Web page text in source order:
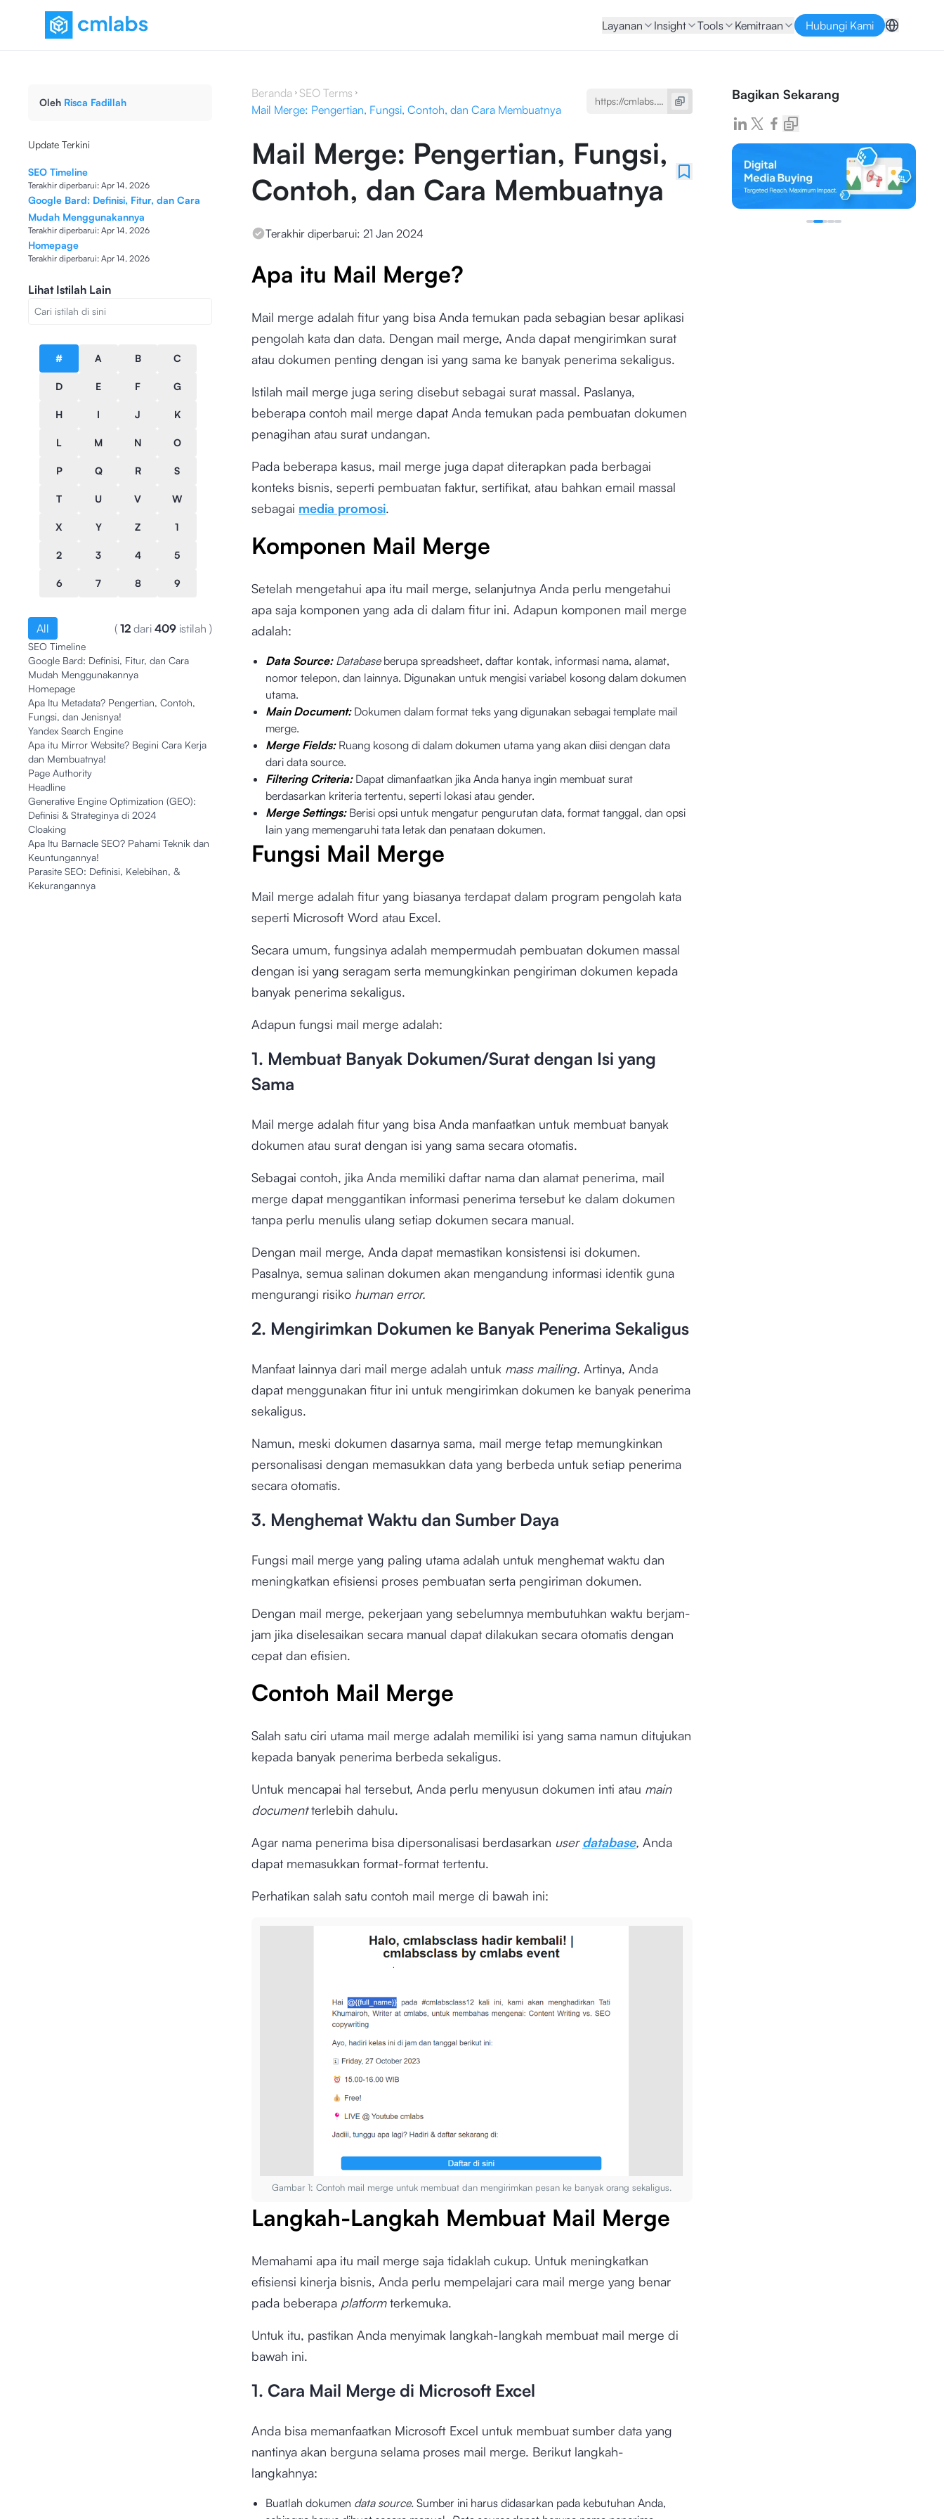
Layanan Insight Tools Kemitraan Hubungi Kami
Oleh Risca Fadillah
Update Terkini
SEO Timeline
Terakhir diperbarui: Apr 14, 2026
Google Bard: Definisi, Fitur, dan Cara
Mudah Menggunakannya
Terakhir diperbarui: Apr 14, 2026
Homepage
Terakhir diperbarui: Apr 14, 2026
Lihat Istilah Lain
# A B C
D E F G
H I J K
L M N O
P Q R S
T U V W
X Y Z 1
2 3 4 5
6 7 8 9
All ( 12 dari 409 istilah )
SEO Timeline
Google Bard: Definisi, Fitur, dan Cara
Mudah Menggunakannya
Homepage
Apa Itu Metadata? Pengertian, Contoh,
Fungsi, dan Jenisnya!
Yandex Search Engine
Apa itu Mirror Website? Begini Cara Kerja
dan Membuatnya!
Page Authority
Headline
Generative Engine Optimization (GEO):
Definisi & Strateginya di 2024
Cloaking
Apa Itu Barnacle SEO? Pahami Teknik dan
Keuntungannya!
Parasite SEO: Definisi, Kelebihan, &
Kekurangannya
Beranda SEO Terms
Mail Merge: Pengertian, Fungsi, Contoh, dan Cara Membuatnya
Mail Merge: Pengertian, Fungsi,
Contoh, dan Cara Membuatnya
Terakhir diperbarui: 21 Jan 2024
Apa itu Mail Merge?
Mail merge adalah fitur yang bisa Anda temukan pada sebagian besar aplikasi
pengolah kata dan data. Dengan mail merge, Anda dapat mengirimkan surat
atau dokumen penting dengan isi yang sama ke banyak penerima sekaligus.
Istilah mail merge juga sering disebut sebagai surat massal. Paslanya,
beberapa contoh mail merge dapat Anda temukan pada pembuatan dokumen
penagihan atau surat undangan.
Pada beberapa kasus, mail merge juga dapat diterapkan pada berbagai
konteks bisnis, seperti pembuatan faktur, sertifikat, atau bahkan email massal
sebagai media promosi.
Komponen Mail Merge
Setelah mengetahui apa itu mail merge, selanjutnya Anda perlu mengetahui
apa saja komponen yang ada di dalam fitur ini. Adapun komponen mail merge
adalah:
Data Source: Databaseberupa spreadsheet, daftar kontak, informasi nama, alamat,
nomor telepon, dan lainnya. Digunakan untuk mengisi variabel kosong dalam dokumen
utama.
Main Document: Dokumen dalam format teks yang digunakan sebagai template mail
merge.
Merge Fields: Ruang kosong di dalam dokumen utama yang akan diisi dengan data
dari data source.
Filtering Criteria: Dapat dimanfaatkan jika Anda hanya ingin membuat surat
berdasarkan kriteria tertentu, seperti lokasi atau gender.
Merge Settings: Berisi opsi untuk mengatur pengurutan data, format tanggal, dan opsi
lain yang memengaruhi tata letak dan penataan dokumen.
Fungsi Mail Merge
Mail merge adalah fitur yang biasanya terdapat dalam program pengolah kata
seperti Microsoft Word atau Excel.
Secara umum, fungsinya adalah mempermudah pembuatan dokumen massal
dengan isi yang seragam serta memungkinkan pengiriman dokumen kepada
banyak penerima sekaligus.
Adapun fungsi mail merge adalah:
1. Membuat Banyak Dokumen/Surat dengan Isi yang
Sama
Mail merge adalah fitur yang bisa Anda manfaatkan untuk membuat banyak
dokumen atau surat dengan isi yang sama secara otomatis.
Sebagai contoh, jika Anda memiliki daftar nama dan alamat penerima, mail
merge dapat menggantikan informasi penerima tersebut ke dalam dokumen
tanpa perlu menulis ulang setiap dokumen secara manual.
Dengan mail merge, Anda dapat memastikan konsistensi isi dokumen.
Pasalnya, semua salinan dokumen akan mengandung informasi identik guna
mengurangi risiko human error.
2. Mengirimkan Dokumen ke Banyak Penerima Sekaligus
Manfaat lainnya dari mail merge adalah untuk mass mailing. Artinya, Anda
dapat menggunakan fitur ini untuk mengirimkan dokumen ke banyak penerima
sekaligus.
Namun, meski dokumen dasarnya sama, mail merge tetap memungkinkan
personalisasi dengan memasukkan data yang berbeda untuk setiap penerima
secara otomatis.
3. Menghemat Waktu dan Sumber Daya
Fungsi mail merge yang paling utama adalah untuk menghemat waktu dan
meningkatkan efisiensi proses pembuatan serta pengiriman dokumen.
Dengan mail merge, pekerjaan yang sebelumnya membutuhkan waktu berjam-
jam jika diselesaikan secara manual dapat dilakukan secara otomatis dengan
cepat dan efisien.
Contoh Mail Merge
Salah satu ciri utama mail merge adalah memiliki isi yang sama namun ditujukan
kepada banyak penerima berbeda sekaligus.
Untuk mencapai hal tersebut, Anda perlu menyusun dokumen inti atau main
documentterlebih dahulu.
Agar nama penerima bisa dipersonalisasi berdasarkan userdatabase, Anda
dapat memasukkan format-format tertentu.
Perhatikan salah satu contoh mail merge di bawah ini:
Gambar 1: Contoh mail merge untuk membuat dan mengirimkan pesan ke banyak orang sekaligus.
Langkah-Langkah Membuat Mail Merge
Memahami apa itu mail merge saja tidaklah cukup. Untuk meningkatkan
efisiensi kinerja bisnis, Anda perlu mempelajari cara mail merge yang benar
pada beberapa platformterkemuka.
Untuk itu, pastikan Anda menyimak langkah-langkah membuat mail merge di
bawah ini.
1. Cara Mail Merge di Microsoft Excel
Anda bisa memanfaatkan Microsoft Excel untuk membuat sumber data yang
nantinya akan berguna selama proses mail merge. Berikut langkah-
langkahnya:
Buatlah dokumen data source. Sumber ini harus didasarkan pada kebutuhan Anda,
Bagikan Sekarang